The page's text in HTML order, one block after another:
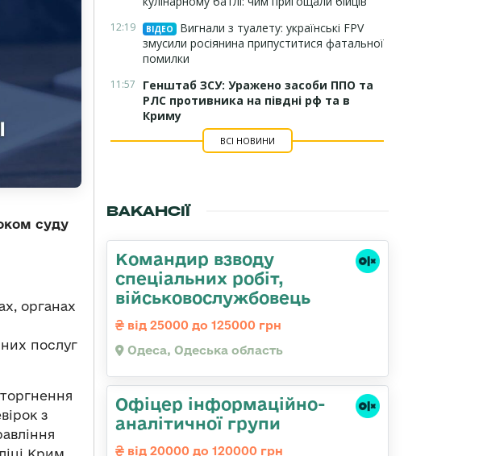
суду
органах
послуг
з
12:19 ВІДЕО
Вигнали з туалету: українські FPV
змусили росіянина припуститися фатальної
помилки
11:57
Генштаб ЗСУ: Уражено засоби ППО та
РЛС противника на півдні рф та в
Криму
ВСІ НОВИНИ
ВАКАНСІЇ
Командир взводу
спеціальних робіт,
військовослужбовець
від 25000 до 125000 грн
Одеса, Одеська область
Офіцер інформаційно-
аналітичної групи
від 20000 до 120000 грн